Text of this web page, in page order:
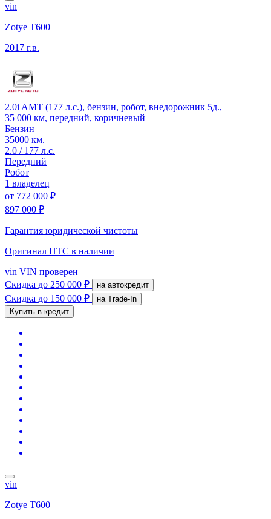
vin
Zotye T600
2017 г.в.
2.0i AMT (177 л.с.), бензин, робот, внедорожник 5д.,
35 000 км, передний, коричневый
Бензин
35000 км.
2.0 / 177 л.с.
Передний
Робот
1 владелец
от 772 000 ₽
897 000 ₽
Гарантия юридической чистоты
Оригинал ПТС в наличии
vin VIN проверен
Скидка до 250 000 ₽ на автокредит
Скидка до 150 000 ₽
на Trade-In
Купить в кредит
vin
Zotye T600